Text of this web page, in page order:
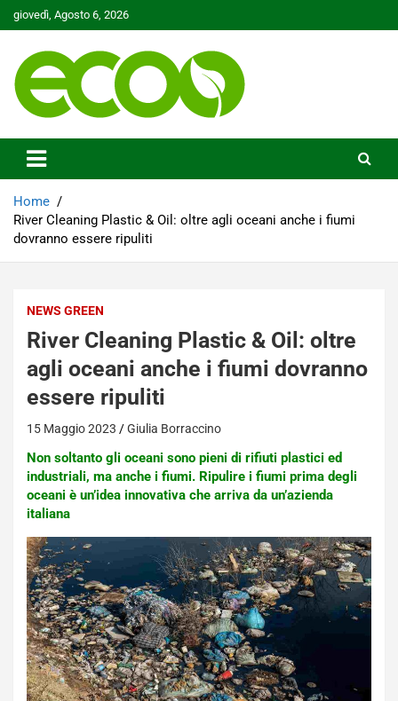
Skip
to
giovedì, Agosto 6, 2026
Ecoo.it
Home
River Cleaning Plastic & Oil: oltre agli oceani anche i fiumi
dovranno essere ripuliti
NEWS GREEN
River Cleaning Plastic & Oil: oltre
agli oceani anche i fiumi dovranno
essere ripuliti
15 Maggio 2023 Giulia Borraccino
Non soltanto gli oceani sono pieni di rifiuti plastici ed
industriali, ma anche i fiumi. Ripulire i fiumi prima degli
oceani è un’idea innovativa che arriva da un’azienda
italiana